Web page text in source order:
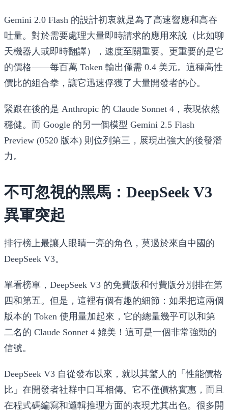
Gemini 2.0 Flash 的設計初衷就是為了高速響應和高吞
吐量。對於需要處理大量即時請求的應用來說（比如聊
天機器人或即時翻譯），速度至關重要。更重要的是它
的價格——每百萬 Token 輸出僅需 0.4 美元。這種高性
價比的組合拳，讓它迅速俘獲了大量開發者的心。
緊跟在後的是 Anthropic 的 Claude Sonnet 4 ，表現依然
穩健。而 Google 的另一個模型 Gemini 2.5 Flash
Preview (0520 版本) 則位列第三，展現出強大的後發潛
力。
不可忽視的黑馬：DeepSeek V3
異軍突起
排行榜上最讓人眼睛一亮的角色，莫過於來自中國的
DeepSeek V3。
單看榜單，DeepSeek V3 的免費版和付費版分別排在第
四和第五。但是，這裡有個有趣的細節：如果把這兩個
版本的 Token 使用量加起來，它的總量幾乎可以和第
二名的 Claude Sonnet 4 媲美！這可是一個非常強勁的
信號。
DeepSeek V3 自從發布以來，就以其驚人的「性能價格
比」在開發者社群中口耳相傳。它不僅價格實惠，而且
在程式碼編寫和邏輯推理方面的表現尤其出色。很多開